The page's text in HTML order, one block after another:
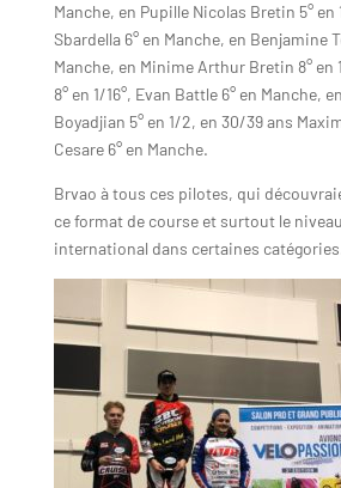
Manche, en Pupille Nicolas Bretin 5° en
Sbardella 6° en Manche, en Benjamine
Manche, en Minime Arthur Bretin 8° en
8° en 1/16°, Evan Battle 6° en Manche,
Boyadjian 5° en 1/2, en 30/39 ans
Cesare 6° en Manche.
Brvao à tous ces pilotes, qui
ce format de course et surtout le
international dans certaines